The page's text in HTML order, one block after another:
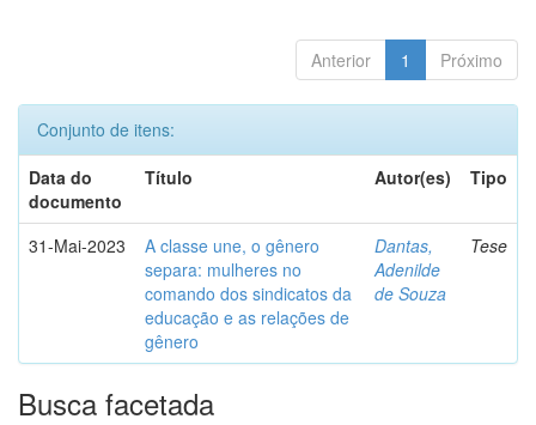
Anterior 1 Próximo
Conjunto de itens:
Data do
documento
Título Autor(es) Tipo
31-Mai-2023
A classe une, o gênero
separa: mulheres no
comando dos sindicatos da
educação e as relações de
gênero
Dantas,
Adenilde
de Souza
Tese
Busca facetada